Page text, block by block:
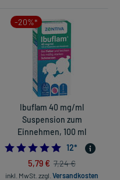
-20%*
Ibuflam 40 mg/ml
Suspension zum
Einnehmen, 100 ml
12*
5,79 € 7,24 €
inkl. MwSt. zzgl. Versandkosten